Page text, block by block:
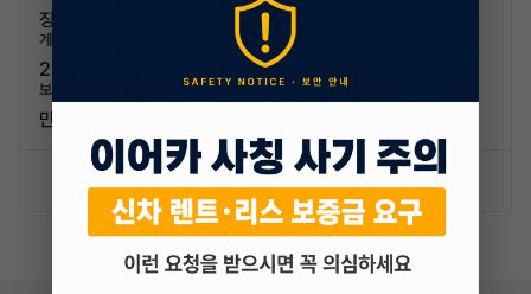
장기렌트 93,630,000원
계약기간
2023.04 ~ 2028.04
계약주행거리
20,000km/년
보험연령
만 30세 이상
면책금
신차 문의하기 승계 조건 확인